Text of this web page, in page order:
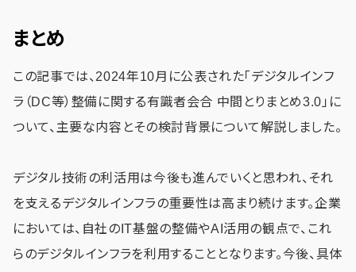
まとめ
この記事では、2024年10月に公表された「デジタルインフ
ラ（DC等）整備に関する有識者会合 中間とりまとめ3.0」に
ついて、主要な内容とその検討背景について解説しました。
デジタル技術の利活用は今後も進んでいくと思われ、それ
を支えるデジタルインフラの重要性は高まり続けます。企業
においては、自社のIT基盤の整備やAI活用の観点で、これ
らのデジタルインフラを利用することとなります。今後、具体